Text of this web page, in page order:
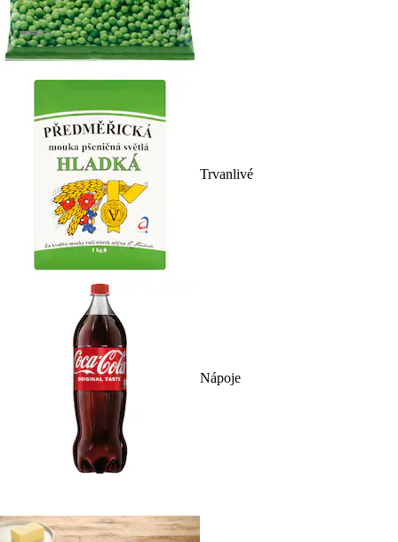
Trvanlivé
Nápoje